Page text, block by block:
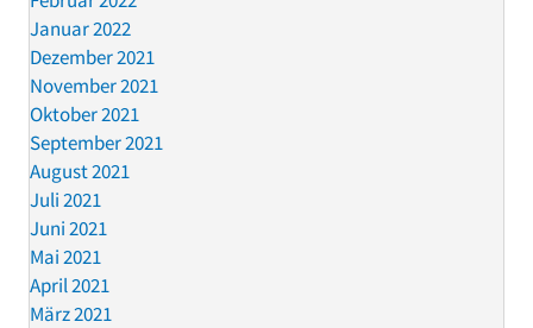
Januar 2022
Dezember 2021
November 2021
Oktober 2021
September 2021
August 2021
Juli 2021
Juni 2021
Mai 2021
April 2021
März 2021